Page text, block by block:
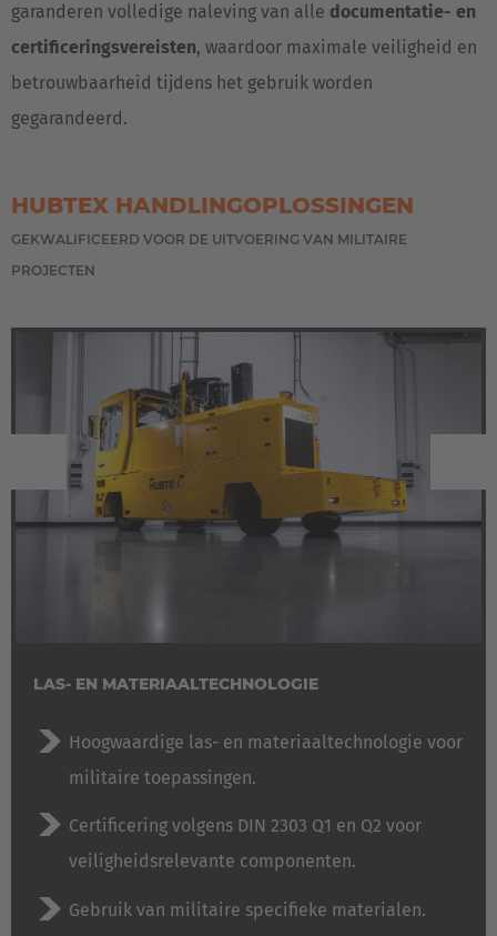
garanderen volledige naleving van alle documentatie- en
certificeringsvereisten, waardoor maximale veiligheid en
betrouwbaarheid tijdens het gebruik worden
gegarandeerd.
HUBTEX HANDLINGOPLOSSINGEN
GEKWALIFICEERD VOOR DE UITVOERING VAN MILITAIRE
PROJECTEN
LAS- EN MATERIAALTECHNOLOGIE
Hoogwaardige las- en materiaaltechnologie voor
militaire toepassingen.
Certificering volgens DIN 2303 Q1 en Q2 voor
veiligheidsrelevante componenten.
Gebruik van militaire specifieke materialen.